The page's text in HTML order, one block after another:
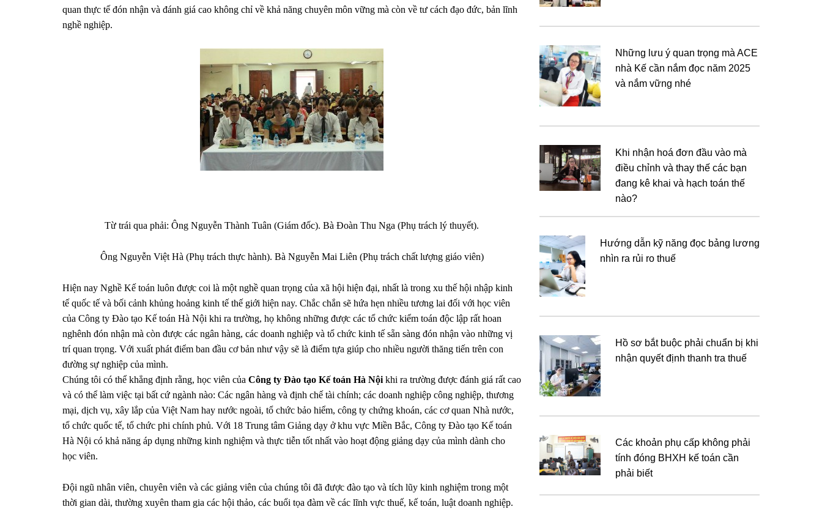
quan thực tế đón nhận và đánh giá cao không chỉ về khả năng chuyên môn vững mà còn về tư cách đạo đức, bản lĩnh
nghề nghiệp.
Từ trái qua phải: Ông Nguyễn Thành Tuân (Giám đốc). Bà Đoàn Thu Nga (Phụ trách lý thuyết).
Ông Nguyễn Việt Hà (Phụ trách thực hành). Bà Nguyễn Mai Liên (Phụ trách chất lượng giáo viên)
Hiện nay Nghề Kế toán luôn được coi là một nghề quan trọng của xã hội hiện đại, nhất là trong xu thế hội nhập kinh
tế quốc tế và bối cảnh khủng hoảng kinh tế thế giới hiện nay. Chắc chắn sẽ hứa hẹn nhiều tương lai đối với học viên
của Công ty Đào tạo Kế toán Hà Nội khi ra trường, họ không những được các tổ chức kiểm toán độc lập rất hoan
nghênh đón nhận mà còn được các ngân hàng, các doanh nghiệp và tổ chức kinh tế sẵn sàng đón nhận vào những vị
trí quan trọng. Với xuất phát điểm ban đầu cơ bản như vậy sẽ là điểm tựa giúp cho nhiều người thăng tiến trên con
đường sự nghiệp của mình.
Chúng tôi có thể khẳng định rằng, học viên của Công ty Đào tạo Kế toán Hà Nội khi ra trường được đánh giá rất cao
và có thể làm việc tại bất cứ ngành nào: Các ngân hàng và định chế tài chính; các doanh nghiệp công nghiệp, thương
mại, dịch vụ, xây lắp của Việt Nam hay nước ngoài, tổ chức bảo hiểm, công ty chứng khoán, các cơ quan Nhà nước,
tổ chức quốc tế, tổ chức phi chính phủ. Với 18 Trung tâm Giảng dạy ở khu vực Miền Bắc, Công ty Đào tạo Kế toán
Hà Nội có khả năng áp dụng những kinh nghiệm và thực tiễn tốt nhất vào hoạt động giảng dạy của mình dành cho
học viên.
Đội ngũ nhân viên, chuyên viên và các giảng viên của chúng tôi đã được đào tạo và tích lũy kinh nghiệm trong một
thời gian dài, thường xuyên tham gia các hội thảo, các buổi tọa đàm về các lĩnh vực thuế, kế toán, luật doanh nghiệp.
Những lưu ý quan trọng mà ACE
nhà Kế cần nắm đọc năm 2025
và nắm vững nhé
Khi nhận hoá đơn đầu vào mà
điều chỉnh và thay thế các bạn
đang kê khai và hạch toán thế
nào?
Hướng dẫn kỹ năng đọc bảng lương
nhìn ra rủi ro thuế
Hồ sơ bắt buộc phải chuẩn bị khi
nhận quyết định thanh tra thuế
Các khoản phụ cấp không phải
tính đóng BHXH kế toán cần
phải biết